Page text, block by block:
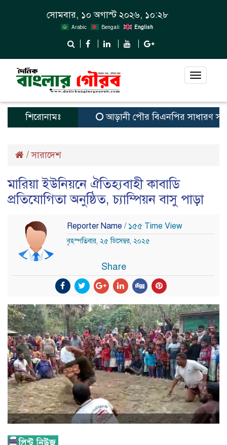
সোমবার, ১০ অগাস্ট ২০২৬, ১০:২৮
Arabic Bengali English
Toggle
শিরোনামঃ আড়ানী পৌর বিএনপির সাধারণ
/সারাদেশ
মারিয়া ইউনিয়নে ঐতিহ্যবাহী কাবাডি
প্রতিযোগিতা অনুষ্ঠিত, চ্যাম্পিয়ন বাসু পাড়া
Reporter Name / ১৫৫ Time View
বৃহস্পতিবার, ২৫ ডিসেম্বর, ২০২৫
Share